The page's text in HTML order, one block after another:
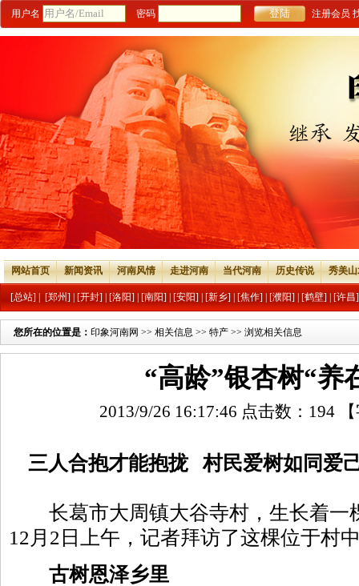
用户名 密码 注册会员
网站首页 新闻资讯 河南风情 走进河南 当代河南 历史传说 秀美
[总站] [郑州] [开封] [洛阳] [南阳] [安阳] [新乡] [焦作] [濮阳] [鹤壁] [许昌]
您所在的位置是： 印象河南网 >> 相关信息 >> 特产 >> 浏览相关信息
“高龄”银杏树“养
2013/9/26 16:17:46 点击数： 194
三人合抱才能抱拢 村民爱树如同爱
长葛市大周镇大谷寺村，生长着一
12月2日上午，记者拜访了这棵位于村
古树恩泽乡里